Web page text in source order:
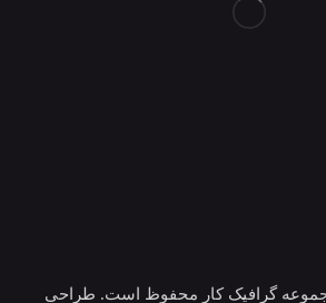
گرافیک کار محفوظ است. طراحی